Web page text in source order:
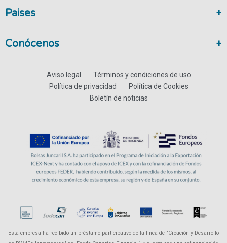
Paises
Conócenos
Aviso legal
Términos y condiciones de uso
Política de privacidad
Política de Cookies
Boletín de noticias
Esta empresa ha recibido un préstamo participativo de la línea de "Creación y Desarrollo